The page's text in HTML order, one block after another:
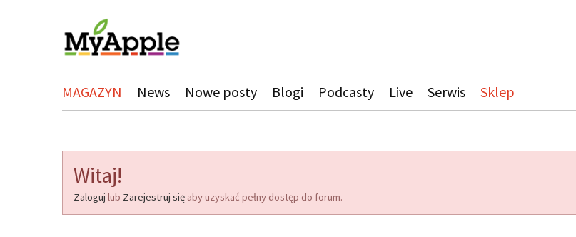
MAGAZYN News Nowe posty Blogi Podcasty Live Serwis Sklep
Witaj!
Zaloguj lub Zarejestruj się aby uzyskać pełny dostęp do forum.